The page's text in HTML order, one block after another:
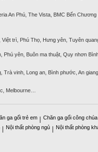
An Phú, The Vista, BMC Bến
trì, Phú Thọ, Hưng yên, Tuyên
yên, Buôn ma thuật, Quy nhơn
vinh, Long an, Bình phước, An
Melbourne…
ga gối trẻ em | Chăn ga gối công chúa
| Nội thất phòng ngủ | Nội thất phòng